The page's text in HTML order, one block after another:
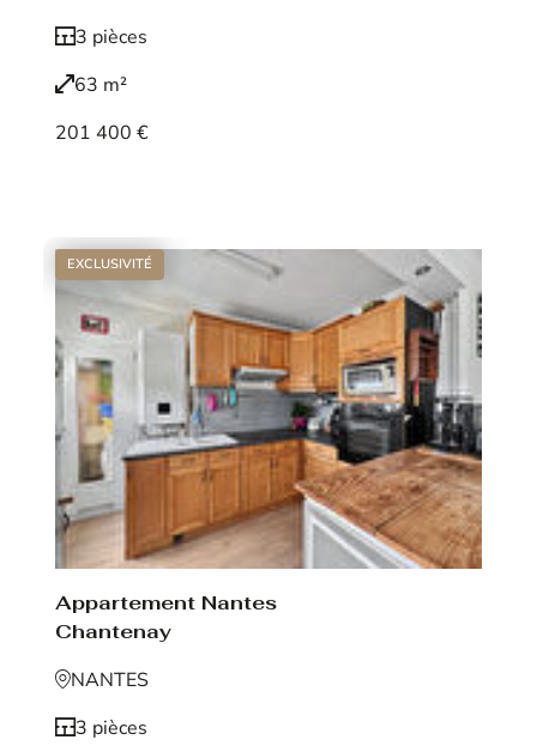
3 pièces
63 m²
201 400 €
EXCLUSIVITÉ
Appartement Nantes
Chantenay
NANTES
3 pièces